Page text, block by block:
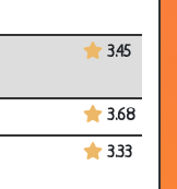
3.45
3.68
3.33